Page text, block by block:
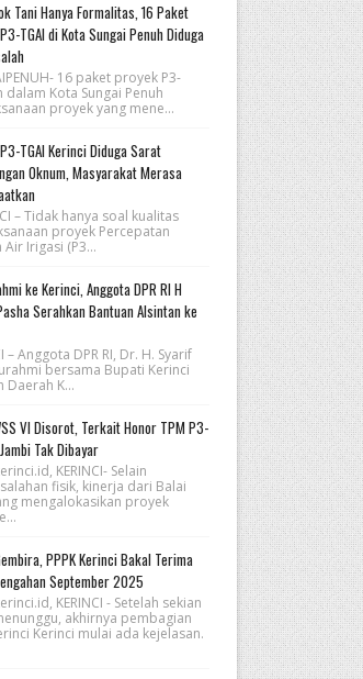
Tani Hanya Formalitas, 16 Paket
TGAI di Kota Sungai Penuh Diduga
16 paket proyek P3-
Kota Sungai Penuh
proyek yang mene...
TGAI Kerinci Diduga Sarat
Oknum, Masyarakat Merasa
– Tidak hanya soal kualitas
proyek Percepatan
Irigasi (P3...
ke Kerinci, Anggota DPR RI H
Serahkan Bantuan Alsintan ke
– Anggota DPR RI, Dr. H. Syarif
bersama Bupati Kerinci
Daerah K...
VI Disorot, Terkait Honor TPM P3-
Tak Dibayar
KERINCI- Selain
fisik, kinerja dari Balai
mengalokasikan proyek
PPPK Kerinci Bakal Terima
September 2025
KERINCI - Setelah sekian
akhirnya pembagian
Kerinci mulai ada kejelasan.